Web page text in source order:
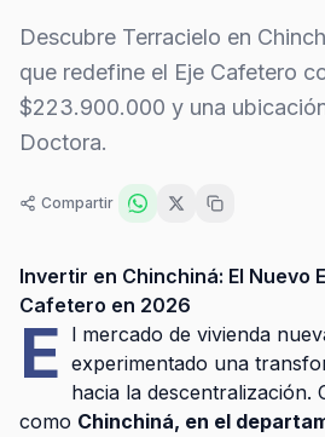
Descubre Terracielo en
que redefine el Eje Cafetero
$223.900.000 y una
Doctora.
Compartir
Invertir en Chinchiná: El Nuevo
Cafetero en 2026
E l mercado de vivienda
experimentado una
hacia la descentralización.
como Chinchiná, en el